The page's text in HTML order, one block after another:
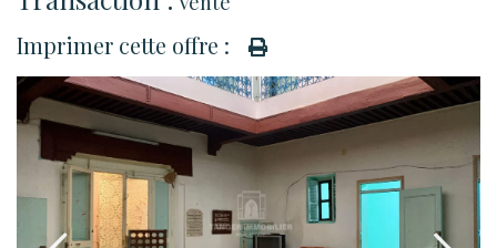
Imprimer cette offre :